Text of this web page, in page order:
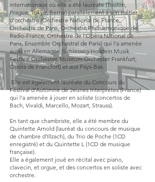
internationaux où elle a été lauréate (Toulon,
Prague, Tokyo, Berne) parallèlement à son métier
d’orchestre (Orchestre National de France,
Orchestre de Paris, Orchestre Philharmonique de
Radio-France, Orchestre de l’Opéra National de
Paris, Ensemble Orchestral de Paris) qui l’a amenée
aussi en Allemagne (Schleswig-Holstein Musik
Festival Orchester, Museum Orchester Frankfurt,
Opéra de Francfort) et aux Pays-Bas.
Elle est également lauréate du Concours du
Festival d’Automne de Jeunes Interprètes (France)
qui l’a amenée à jouer en soliste (concertos de
Bach, Vivaldi, Marcello, Mozart, Strauss).
En tant que chambriste, elle a été membre du
Quintette Arnold (lauréat du concours de musique
de chambre d’Illzach), du Trio de Poche (1CD
enregistré) et du Quintette L (1CD de musique
française).
Elle a également joué en récital avec piano,
clavecin, et orgue, et des concertos en soliste avec
orchestre.